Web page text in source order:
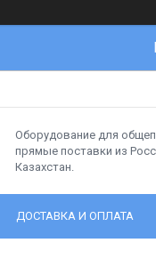
Оборудование для
прямые поставки из
Казахстан.
ДОСТАВКА И ОПЛАТА